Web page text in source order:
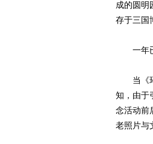
成的圆明
存于三国
一年已
当《环
知，由于
念活动前
老照片与